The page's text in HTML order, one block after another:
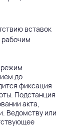
вставок
рабочим
режим
до
фиксация
Подстанция
акта,
Ведомству или